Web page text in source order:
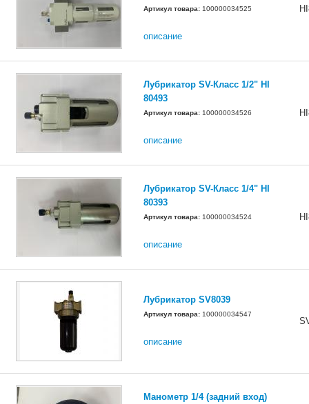
Артикул товара: 100000034525
описание
Лубрикатор SV-Класс 1/2" HI
80493
Артикул товара: 100000034526
описание
Лубрикатор SV-Класс 1/4" HI
80393
Артикул товара: 100000034524
описание
Лубрикатор SV8039
Артикул товара: 100000034547
описание
Манометр 1/4 (задний вход)